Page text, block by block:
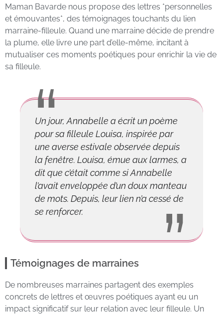
Maman Bavarde nous propose des lettres *personnelles
et émouvantes*, des témoignages touchants du lien
marraine-filleule. Quand une marraine décide de prendre
la plume, elle livre une part d’elle-même, incitant à
mutualiser ces moments poétiques pour enrichir la vie de
sa filleule.
Un jour, Annabelle a écrit un poème
pour sa filleule Louisa, inspirée par
une averse estivale observée depuis
la fenêtre. Louisa, émue aux larmes, a
dit que c’était comme si Annabelle
l’avait enveloppée d’un doux manteau
de mots. Depuis, leur lien n’a cessé de
se renforcer.
Témoignages de marraines
De nombreuses marraines partagent des exemples
concrets de lettres et œuvres poétiques ayant eu un
impact significatif sur leur relation avec leur filleule. Un